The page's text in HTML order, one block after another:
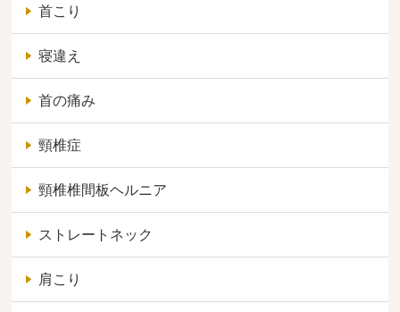
首こり
寝違え
首の痛み
頸椎症
頸椎椎間板ヘルニア
ストレートネック
肩こり